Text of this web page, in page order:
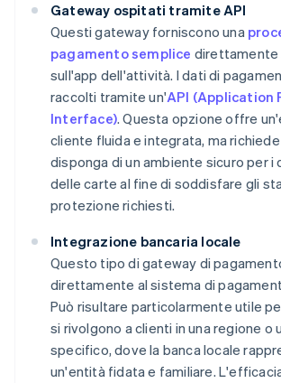
Gateway ospitati tramite API
Questi gateway forniscono una
pagamento semplice direttamente
sull'app dell'attività. I dati di
raccolti tramite un'API (Application
Interface). Questa opzione offre
cliente fluida e integrata, ma
disponga di un ambiente sicuro per i
delle carte al fine di soddisfare gli
protezione richiesti.
Integrazione bancaria locale
Questo tipo di gateway di
direttamente al sistema di
Può risultare particolarmente utile
si rivolgono a clienti in una regione o
specifico, dove la banca locale
un'entità fidata e familiare.